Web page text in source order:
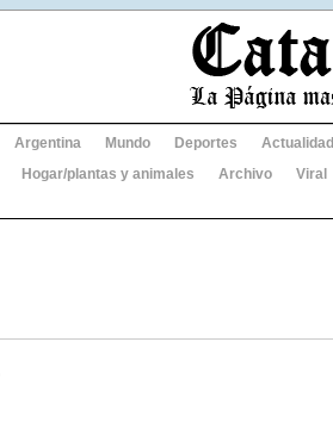
Argentina Mundo Deportes
Actualidad
Hogar/plantas y animales Archivo
Viral